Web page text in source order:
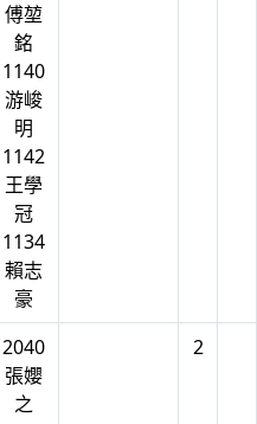
傅堃
銘
1140
游峻
明
1142
王學
冠
1134
賴志
豪
2040
張孆
之
2